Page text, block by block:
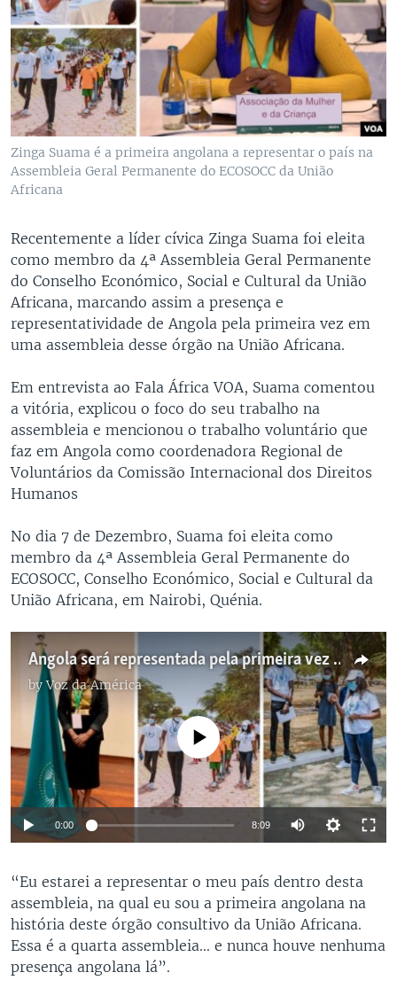
Zinga Suama é a primeira angolana a representar o país na
Assembleia Geral Permanente do ECOSOCC da União
Africana
Recentemente a líder cívica Zinga Suama foi eleita
como membro da 4ª Assembleia Geral Permanente
do Conselho Económico, Social e Cultural da União
Africana, marcando assim a presença e
representatividade de Angola pela primeira vez em
uma assembleia desse órgão na União Africana.
Em entrevista ao Fala África VOA, Suama comentou
a vitória, explicou o foco do seu trabalho na
assembleia e mencionou o trabalho voluntário que
faz em Angola como coordenadora Regional de
Voluntários da Comissão Internacional dos Direitos
Humanos
No dia 7 de Dezembro, Suama foi eleita como
membro da 4ª Assembleia Geral Permanente do
ECOSOCC, Conselho Económico, Social e Cultural da
União Africana, em Nairobi, Quénia.
Angola será representada pela primeira vez na Assembleia Geral Permanente do ECOSOCC da União Africana
byVoz da América
No media source currently available
0:00 8:09
“Eu estarei a representar o meu país dentro desta
assembleia, na qual eu sou a primeira angolana na
história deste órgão consultivo da União Africana.
Essa é a quarta assembleia... e nunca houve nenhuma
presença angolana lá”.